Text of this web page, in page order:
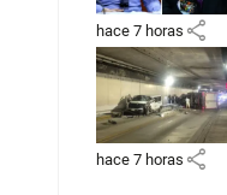
hace 7 horas share
hace 7 horas share